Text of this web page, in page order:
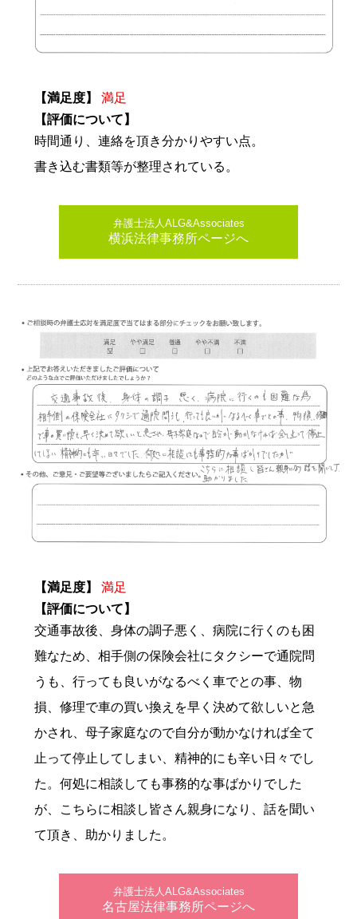
【満足度】
満足
【評価について】
時間通り、連絡を頂き分かりやすい点。
書き込む書類等が整理されている。
弁護士法人ALG&Associates
横浜法律事務所ページへ
【満足度】
満足
【評価について】
交通事故後、身体の調子悪く、病院に行くのも困
難なため、相手側の保険会社にタクシーで通院問
うも、行っても良いがなるべく車でとの事、物
損、修理で車の買い換えを早く決めて欲しいと急
かされ、母子家庭なので自分が動かなければ全て
止って停止してしまい、精神的にも辛い日々でし
た。何処に相談しても事務的な事ばかりでした
が、こちらに相談し皆さん親身になり、話を聞い
て頂き、助かりました。
弁護士法人ALG&Associates
名古屋法律事務所ページへ